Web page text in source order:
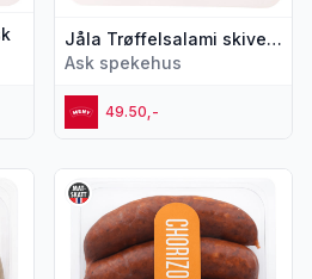
Jåla Trøffelsalami skivet 60g Ask
Ask spekehus
49.50,-
"Salsiccia Rå Pølse m/
Vis flere detaljer for